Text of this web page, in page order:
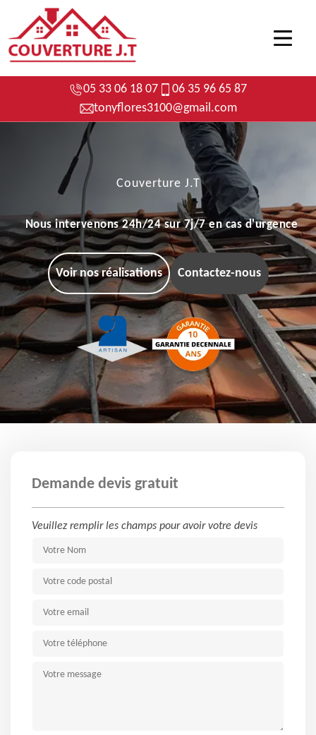
05 33 06 18 07
06 35 96 65 87
tonyflores3100@gmail.com
Couverture J.T
Nous intervenons 24h/24 sur 7j/7 en cas d'urgence
Voir nos réalisations Contactez-nous
Demande devis gratuit
Veuillez remplir les champs pour avoir votre devis